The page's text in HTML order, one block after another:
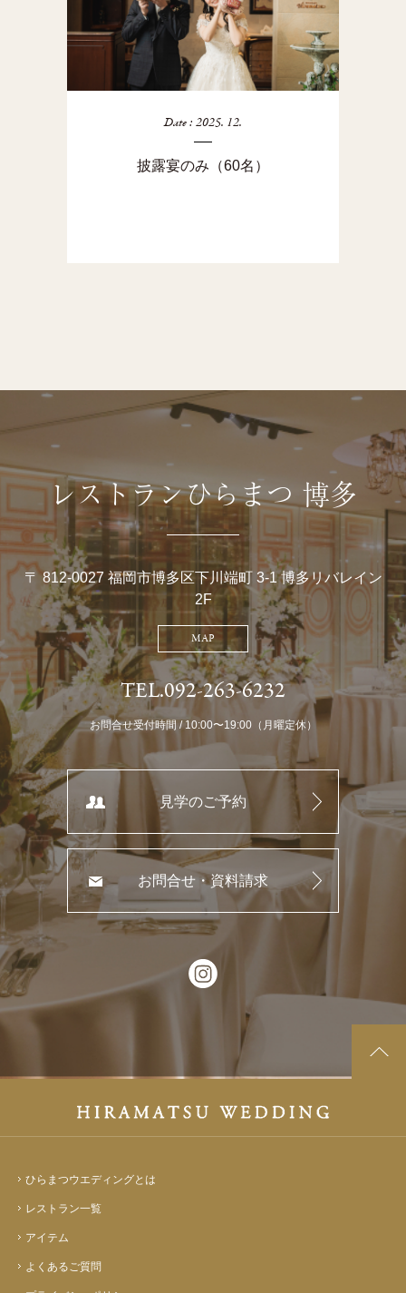
Date : 2025. 12.
披露宴のみ（60名）
レストランひらまつ 博多
〒 812-0027 福岡市博多区下川端町 3-1 博多リバレイン
2F
MAP
TEL.092-263-6232
お問合せ受付時間 / 10:00〜19:00（月曜定休）
見学のご予約
お問合せ・資料請求
ひらまつウエディングとは
レストラン一覧
アイテム
よくあるご質問